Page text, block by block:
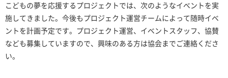
こどもの夢を応援するプロジェクトでは、次のようなイベントを実
施してきました。今後もプロジェクト運営チームによって随時イベ
ントを計画予定です。プロジェクト運営、イベントスタッフ、協賛
なども募集していますので、興味のある方は協会までご連絡くださ
い。